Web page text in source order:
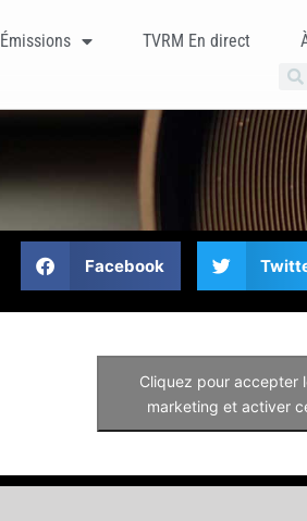
Émissions TVRM En direct
Facebook
Cliquez pour accepter
marketing et activer